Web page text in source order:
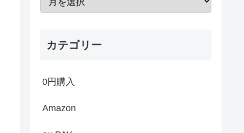
カテゴリー
0円購入
Amazon